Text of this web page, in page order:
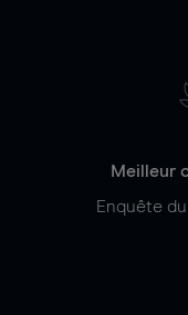
Meilleur
Enquête